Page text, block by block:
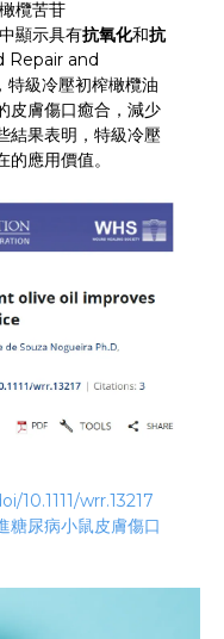
欖苦苷
顯示具有抗氧化和抗
Repair and
級冷壓初榨橄欖油
皮膚傷口癒合，減少
結果表明，特級冷壓
應用價值。
10.1111/wrr.13217
糖尿病小鼠皮膚傷口